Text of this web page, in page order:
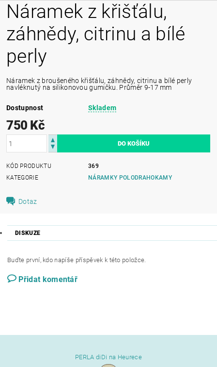
Náramek z křišťálu,
záhnědy, citrinu a bílé
perly
Náramek z broušeného křišťálu, záhnědy, citrinu a bílé perly
navléknutý na silikonovou gumičku. Průměr 9-17 mm
Dostupnost Skladem
750 Kč
KÓD PRODUKTU
369
KATEGORIE
NÁRAMKY POLODRAHOKAMY
Dotaz
DISKUZE
Buďte první, kdo napíše příspěvek k této položce.
Přidat komentář
PERLA diDi na Heurece